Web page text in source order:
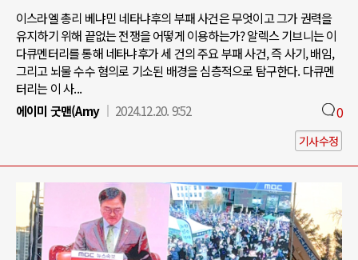
이스라엘 총리 베냐민 네타냐후의 부패 사건은 무엇이고 그가 권력을
유지하기 위해 끝없는 전쟁을 어떻게 이용하는가? 알렉스 기브니는 이
다큐멘터리를 통해 네타냐후가 세 건의 주요 부패 사건, 즉 사기, 배임,
그리고 뇌물 수수 혐의로 기소된 배경을 심층적으로 탐구한다. 다큐멘
터리는 이 사...
에이미 굿맨(Amy
2024.12.20. 9:52 0
기사수정